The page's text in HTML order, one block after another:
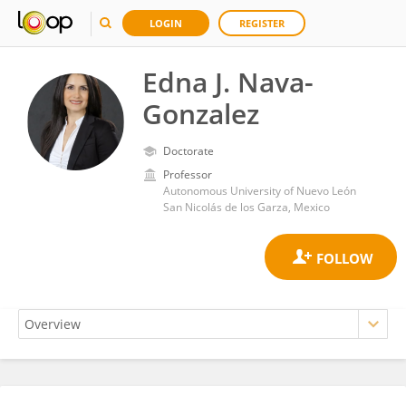
LOGIN REGISTER
Edna J. Nava-
Gonzalez
Doctorate
Professor
Autonomous University of Nuevo León
San Nicolás de los Garza, Mexico